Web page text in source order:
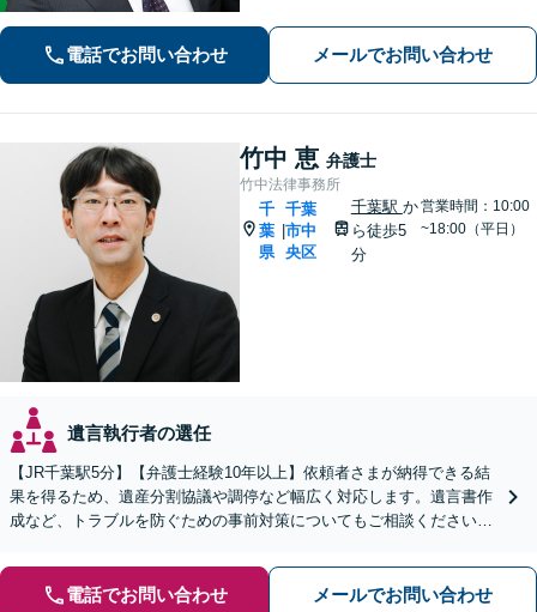
電話でお問い合わせ メールでお問い合わせ
竹中 恵 弁護士
竹中法律事務所
千
葉
県
|
千葉
市中
央区
千葉駅 か
ら徒歩5
分
営業時間：10:00
~18:00（平日）
遺言執行者の選任
【JR千葉駅5分】【弁護士経験10年以上】依頼者さまが納得できる結
果を得るため、遺産分割協議や調停など幅広く対応します。遺言書作
成など、トラブルを防ぐための事前対策についてもご相談ください
電話でお問い合わせ メールでお問い合わせ